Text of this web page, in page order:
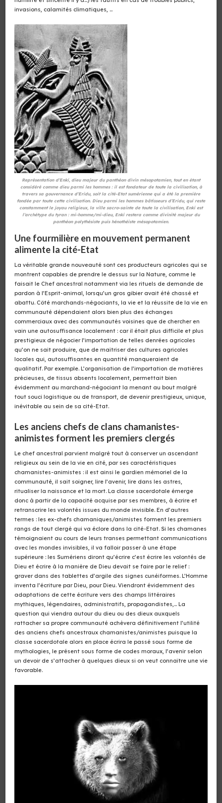
invasions, calamités climatiques, …
Représentation d’Enki, dieu majeur du panthéon divin mésopotamien, tout en étant
considéré comme dieu parmi les hommes : il est fondateur de toute la civilisation, à
travers sa gouvernance d’Eridu, soit la cité-Etat sumérienne qui a été la première
fondée par toute cette civilisation. Dieu parmi les hommes bâtisseurs d’Eridu, qui reste
constamment le joyau religieux, la ville sacro-sainte de toute la civilisation, Enki est
l’archétype du tyran : mi-homme/mi-dieu, Enki restera comme divinité majeur du
panthéon polythésiste puis hénothéiste mésopotamien.
Une fourmilière en mouvement permanent
alimente la cité-Etat
La véritable grande nouveauté sont ces producteurs agricoles qui se
montrent capables de prendre le dessus sur la Nature, comme le
faisait le Chef ancestral notamment via les rituels de demande de
pardon à l’Esprit-animal, lorsqu’un gros gibier avait été chassé et
abattu. Côté marchands-négociants, la vie et la réussite de la vie en
communauté dépendaient alors bien plus des échanges
commerciaux avec des communautés voisines que de chercher en
vain une autosuffisance localement : car il était plus difficile et plus
prestigieux de négocier l’importation de telles denrées agricoles
qu’on ne sait produire, que de maîtriser des cultures agricoles
locales qui, autosuffisantes en quantité manqueraient de
qualitatif. Par exemple. L’organisation de l’importation de matières
précieuses, de tissus absents localement, permettait bien
évidemment au marchand-négociant la menant au bout malgré
tout souci logistique ou de transport, de devenir prestigieux, unique,
inévitable au sein de sa cité-Etat.
Les anciens chefs de clans chamanistes-
animistes forment les premiers clergés
Le chef ancestral parvient malgré tout à conserver un ascendant
religieux au sein de la vie en cité, par ses caractéristiques
chamanistes-animistes : il est ainsi le gardien mémoriel de la
communauté, il sait soigner, lire l’avenir, lire dans les astres,
ritualiser la naissance et la mort. La classe sacerdotale émerge
donc à partir de la capacité acquise par ses membres, à écrire et
retranscrire les volontés issues du monde invisible. En d’autres
termes : les ex-chefs chamaniques/animistes forment les premiers
rangs de tout clergé qui va éclore dans la cité-Etat. Si les chamanes
témoignaient au cours de leurs transes permettant communications
avec les mondes invisibles, il va falloir passer à une étape
supérieure : les Sumériens diront qu’écrire c’est écrire les volontés de
Dieu et écrire à la manière de Dieu devait se faire par le relief :
graver dans des tablettes d’argile des signes cunéiformes. L’Homme
inventa l’écriture par Dieu, pour Dieu. Viendront évidemment des
adaptations de cette écriture vers des champs littéraires
mythiques, légendaires, administratifs, propagandistes,… La
question qui viendra autour du dieu ou des dieux auxquels
rattacher sa propre communauté achèvera définitivement l’utilité
des anciens chefs ancestraux chamanistes/animistes puisque la
classe sacerdotale alors en place écrira le passé sous forme de
mythologies, le présent sous forme de codes moraux, l’avenir selon
un devoir de s’attacher à quelques dieux si on veut connaître une vie
favorable.